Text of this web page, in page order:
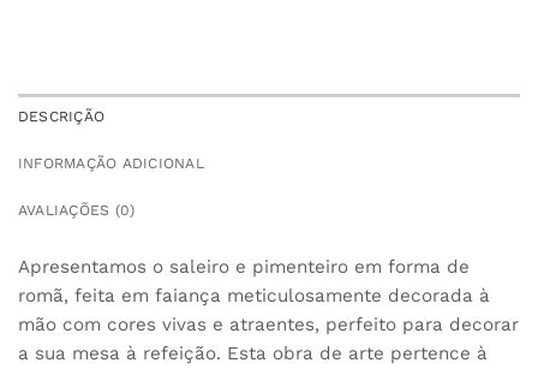
DESCRIÇÃO
INFORMAÇÃO ADICIONAL
AVALIAÇÕES (0)
Apresentamos o saleiro e pimenteiro em forma de
romã, feita em faiança meticulosamente decorada à
mão com cores vivas e atraentes, perfeito para decorar
a sua mesa à refeição. Esta obra de arte pertence à